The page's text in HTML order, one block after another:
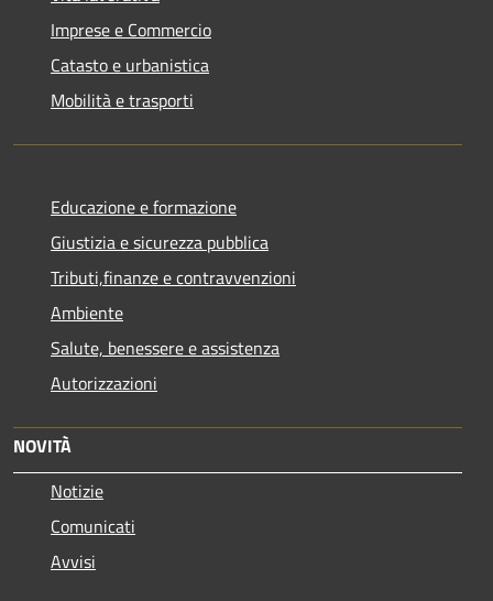
Imprese e Commercio
Catasto e urbanistica
Mobilità e trasporti
Educazione e formazione
Giustizia e sicurezza pubblica
Tributi,finanze e contravvenzioni
Ambiente
Salute, benessere e assistenza
Autorizzazioni
NOVITÀ
Notizie
Comunicati
Avvisi